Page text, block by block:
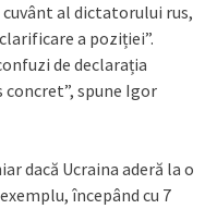
al dictatorului rus,
a poziției”.
de declarația
concret”, spune Igor
dacă Ucraina aderă la o
începând cu 7